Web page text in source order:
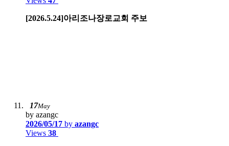
[2026.5.24]아리조나장로교회 주보
17May
by azangc
2026/05/17 by azangc
Views 38